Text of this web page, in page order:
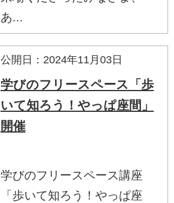
あ...
公開日：2024年11月03日
学びのフリースペース「歩
いて知ろう！やっぱ座間」
開催
学びのフリースペース講座
「歩いて知ろう！やっぱ座